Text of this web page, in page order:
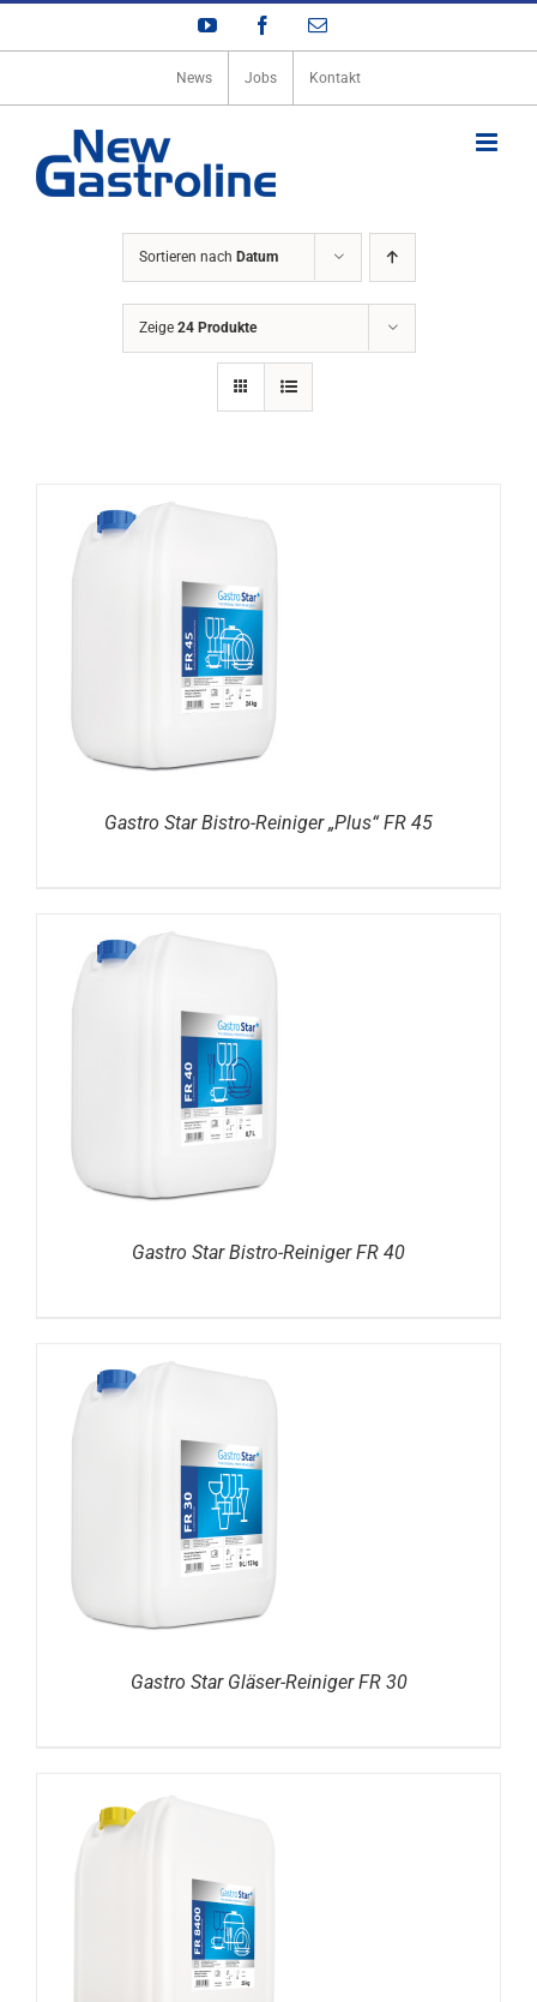
Zum
YouTube Facebook
E-
News Jobs Kontakt
Sortieren nach Datum
Zeige 24 Produkte
DETAILS
Gastro Star Bistro-Reiniger „Plus“ FR 45
DETAILS
Gastro Star Bistro-Reiniger FR 40
DETAILS
Gastro Star Gläser-Reiniger FR 30
DETAILS